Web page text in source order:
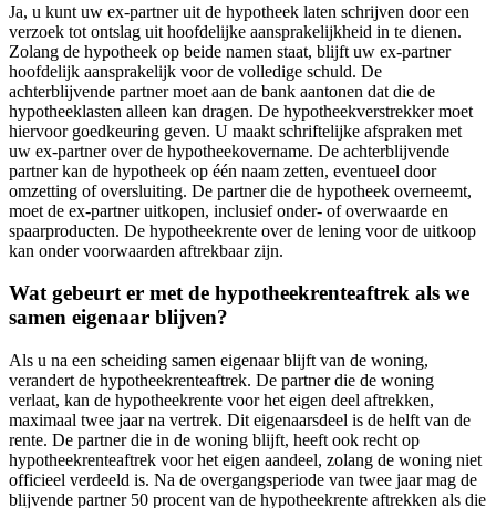
Ja, u kunt uw ex-partner uit de hypotheek laten schrijven door een
verzoek tot ontslag uit hoofdelijke aansprakelijkheid in te dienen.
Zolang de hypotheek op beide namen staat, blijft uw ex-partner
hoofdelijk aansprakelijk voor de volledige schuld. De
achterblijvende partner moet aan de bank aantonen dat die de
hypotheeklasten alleen kan dragen. De hypotheekverstrekker moet
hiervoor goedkeuring geven. U maakt schriftelijke afspraken met
uw ex-partner over de hypotheekovername. De achterblijvende
partner kan de hypotheek op één naam zetten, eventueel door
omzetting of oversluiting. De partner die de hypotheek overneemt,
moet de ex-partner uitkopen, inclusief onder- of overwaarde en
spaarproducten. De hypotheekrente over de lening voor de uitkoop
kan onder voorwaarden aftrekbaar zijn.
Wat gebeurt er met de hypotheekrenteaftrek als we
samen eigenaar blijven?
Als u na een scheiding samen eigenaar blijft van de woning,
verandert de hypotheekrenteaftrek. De partner die de woning
verlaat, kan de hypotheekrente voor het eigen deel aftrekken,
maximaal twee jaar na vertrek. Dit eigenaarsdeel is de helft van de
rente. De partner die in de woning blijft, heeft ook recht op
hypotheekrenteaftrek voor het eigen aandeel, zolang de woning niet
officieel verdeeld is. Na de overgangsperiode van twee jaar mag de
blijvende partner 50 procent van de hypotheekrente aftrekken als die